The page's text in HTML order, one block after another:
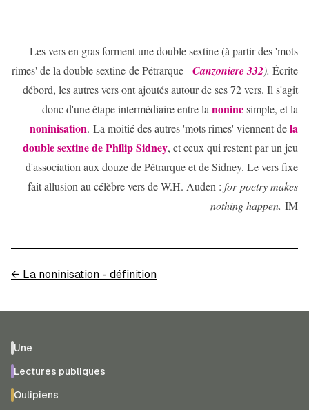
Les vers en gras forment une double sextine (à partir des 'mots
rimes' de la double sextine de Pétrarque -Canzoniere 332). Écrite
débord, les autres vers ont ajoutés autour de ses 72 vers. Il s'agit
donc d'une étape intermédiaire entre la noninesimple, et la
noninisation. La moitié des autres 'mots rimes' viennent dela
double sextine de Philip Sidney, et ceux qui restent par un jeu
d'association aux douze de Pétrarque et de Sidney. Le vers fixe
fait allusion au célèbre vers de W.H. Auden : for poetry makes
nothing happen. IM
← La noninisation - définition
Une
Lectures publiques
Oulipiens